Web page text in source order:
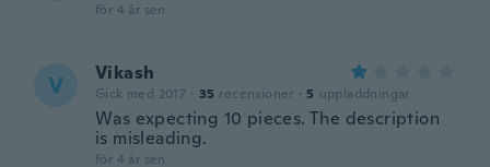
för 4 år sen
V Vikash
Gick med 2017 · 35 recensioner · 5 uppladdningar
Was expecting 10 pieces. The description
is misleading.
för 4 år sen